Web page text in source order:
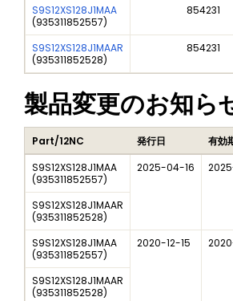
S9S12XS128J1MAA
(935311852557)
854231
S9S12XS128J1MAAR
(935311852528)
854231
製品変更のお知ら
Part/12NC 発行日 有効
S9S12XS128J1MAA
(935311852557)
2025-04-16
S9S12XS128J1MAAR
(935311852528)
S9S12XS128J1MAA
(935311852557)
2020-12-15
S9S12XS128J1MAAR
(935311852528)